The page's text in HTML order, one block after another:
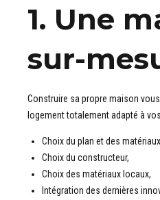
1. Une
sur-
Construire sa propre maison
logement totalement adapté à
Choix du plan et des
Choix du constructeur,
Choix des matériaux locaux,
Intégration des dernières